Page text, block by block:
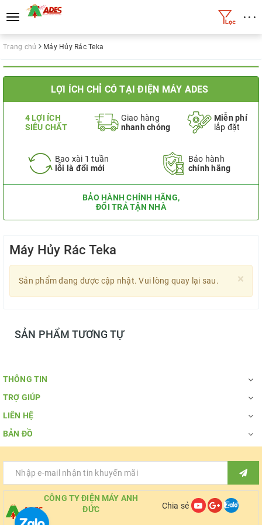
Toggle
navigation
• • •
Trang chủ Máy Hủy Rác Teka
LỢI ÍCH CHỈ CÓ TẠI ĐIỆN MÁY ADES
4 LỢI ÍCH
SIÊU CHẤT
Giao hàng
nhanh chóng
Miễn phí
lắp đặt
Bao xài 1 tuần
lỗi là đổi mới
Bảo hành
chính hãng
BẢO HÀNH CHÍNH HÃNG,
ĐỔI TRẢ TẬN NHÀ
Máy Hủy Rác Teka
×
Sản phẩm đang được cập nhật. Vui lòng quay lại sau.
SẢN PHẨM TƯƠNG TỰ
THÔNG TIN
TRỢ GIÚP
LIÊN HỆ
BẢN ĐỒ
CÔNG TY ĐIỆN MÁY ANH
ĐỨC
Chia sẻ